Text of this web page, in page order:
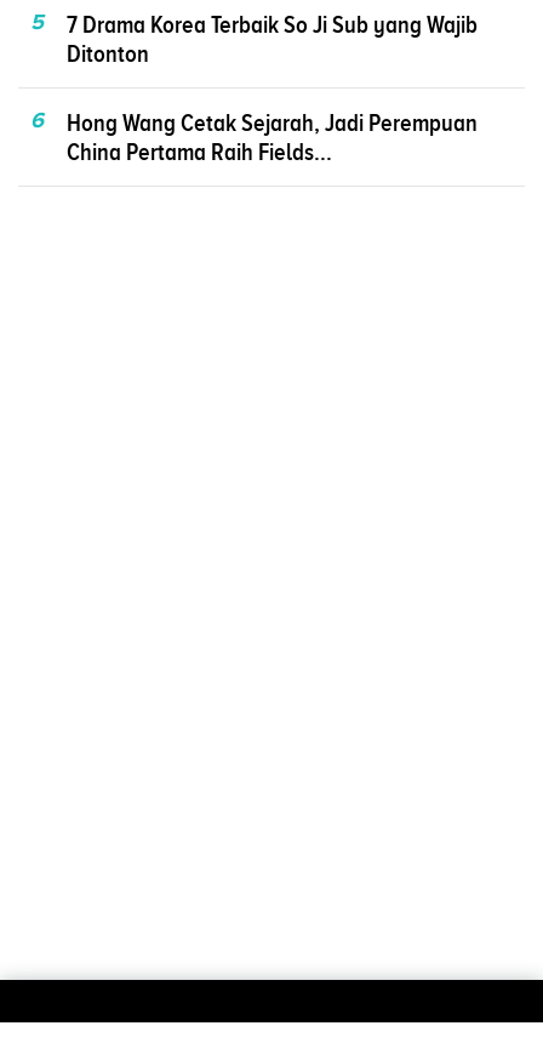
5
7 Drama Korea Terbaik So Ji Sub yang Wajib
Ditonton
6
Hong Wang Cetak Sejarah, Jadi Perempuan
China Pertama Raih Fields...